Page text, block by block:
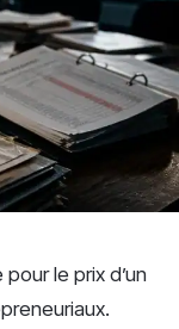
le prix d’un